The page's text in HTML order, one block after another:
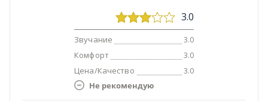
3.0
Звучание 3.0
Комфорт 3.0
Цена/Качество 3.0
Не рекомендую